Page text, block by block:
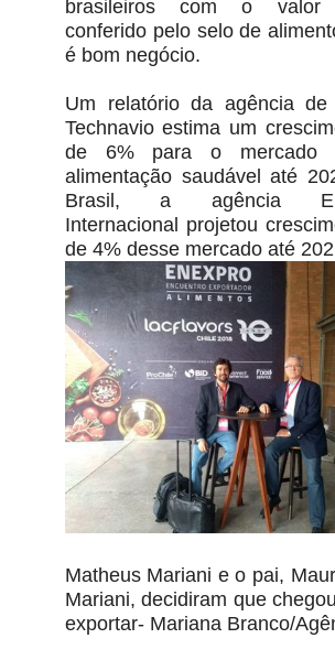
brasileiros com o valor
conferido pelo selo de
é bom negócio.
Um relatório da agência de
Technavio estima um
de 6% para o mercado
alimentação saudável até
Brasil, a agência
Internacional projetou
de 4% desse mercado até
Matheus Mariani e o pai,
Mariani, decidiram que
exportar- Mariana Branco/